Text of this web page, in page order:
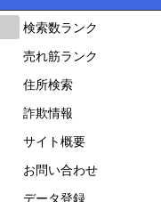
検索数ランク
売れ筋ランク
住所検索
詐欺情報
サイト概要
お問い合わせ
データ登録